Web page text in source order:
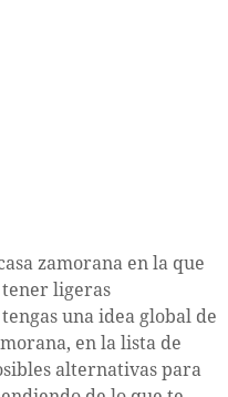
zamorana en la que
ligeras
una idea global de
en la lista de
alternativas para